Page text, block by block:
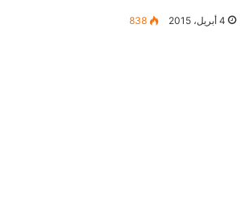
4 أبريل، 2015 838